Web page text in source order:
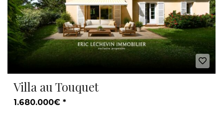
Villa au Touquet
1.680.000€ *